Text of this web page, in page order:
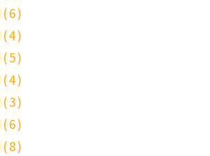
(6)
(4)
(5)
(4)
(3)
(6)
(8)